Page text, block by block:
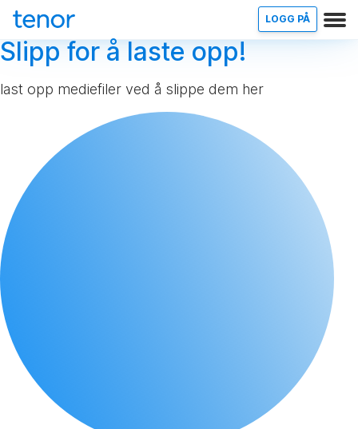
LOGG PÅ
Slipp for å laste opp!
last opp mediefiler ved å slippe dem her